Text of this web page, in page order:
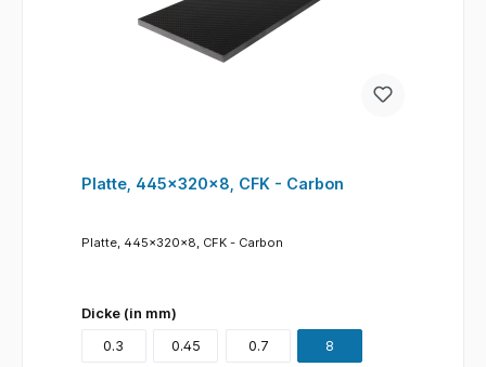
Platte, 445x320x8, CFK - Carbon
Platte, 445x320x8, CFK - Carbon
Dicke (in mm)
0.3
0.45 0.7 8